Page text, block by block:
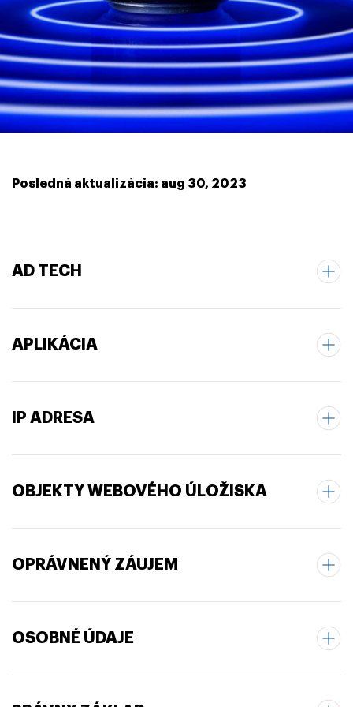
Posledná aktualizácia: aug 30, 2023
AD TECH
APLIKÁCIA
IP ADRESA
OBJEKTY WEBOVÉHO ÚLOŽISKA
OPRÁVNENÝ ZÁUJEM
OSOBNÉ ÚDAJE